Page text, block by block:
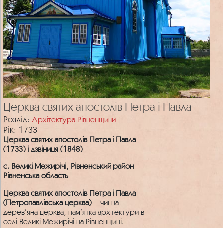
Церква святих апостолів Петра і Павла
Розділ: Архітектура Рівненщини
Рік: 1733
Церква святих апостолів Петра і Павла
(1733) і дзвіниця (1848)
с. Великі Межирічі, Рівненський район
Рівненська область
Церква святих апостолів Петра і Павла
(Петропавлівська церква)– чинна
дерев’яна церква, пам’ятка архітектури в
селі Великі Межирічі на Рівненщині.